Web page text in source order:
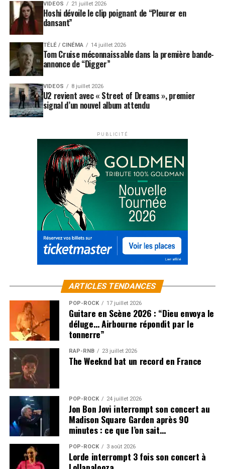
VIDEOS 21 juillet 2026
Hoshi dévoile le clip poignant de “Pleurer en
dansant”
TÉLÉ / CINÉMA 14 juillet 2026
Tom Cruise méconnaissable dans la première bande-
annonce de “Digger”
VIDEOS 8 juillet 2026
U2 revient avec « Street of Dreams », premier
signal d’un nouvel album attendu
PUBLICITÉ
ARTICLES TENDANCES
POP-ROCK 17 juillet 2026
Guitare en Scène 2026 : “Dieu envoya le
déluge… Airbourne répondit par le
tonnerre”
RAP-RNB 23 juillet 2026
The Weeknd bat un record en France
POP-ROCK 24 juillet 2026
Jon Bon Jovi interrompt son concert au
Madison Square Garden après 90
minutes : ce que l’on sait…
POP-ROCK 3 août 2026
Lorde interrompt 3 fois son concert à